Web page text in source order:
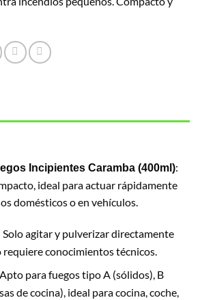
Incipientes Caramba (400ml):
ideal para actuar rápidamente
domésticos o en vehículos.
Solo agitar y pulverizar directamente
requiere conocimientos técnicos.
para fuegos tipo A (sólidos), B
de cocina), ideal para cocina, coche,